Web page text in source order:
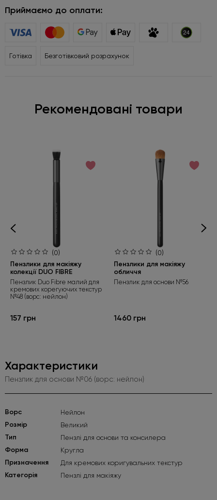
Приймаємо до оплати:
Готівка Безготівковий розрахунок
Рекомендовані товари
(0)
Пензлики для макіяжу
колекції DUO FIBRE
Пензлик Duo Fibre малий для
кремових корегуючих текстур
№48 (ворс: нейлон)
157 грн
(0)
Пензлики для макіяжу
обличчя
Пензлик для основи №56
1460 грн
Характеристики
Пензлик для основи №06 (ворс: нейлон)
Ворс Нейлон
Розмір Великий
Тип Пензлі для основи та консилера
Форма Кругла
Призначення Для кремових коригувальних текстур
Категорія Пензлі для макіяжу